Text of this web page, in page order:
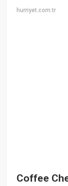
hurriyet.com.tr
Coffee